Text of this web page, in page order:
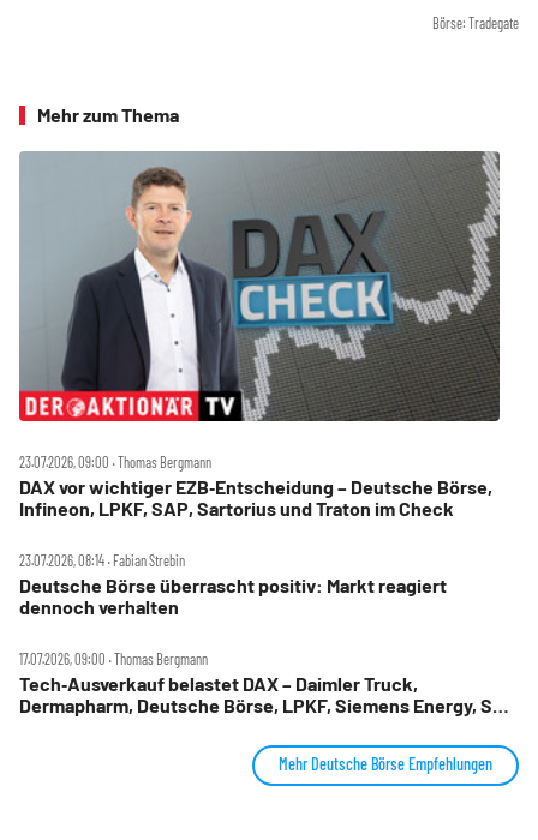
Börse: Tradegate
Mehr zum Thema
23.07.2026, 09:00 ‧ Thomas Bergmann
DAX vor wichtiger EZB‑Entscheidung – Deutsche Börse,
Infineon, LPKF, SAP, Sartorius und Traton im Check
23.07.2026, 08:14 ‧ Fabian Strebin
Deutsche Börse überrascht positiv: Markt reagiert
dennoch verhalten
17.07.2026, 09:00 ‧ Thomas Bergmann
Tech‑Ausverkauf belastet DAX – Daimler Truck,
Dermapharm, Deutsche Börse, LPKF, Siemens Energy, SMA
Mehr Deutsche Börse Empfehlungen